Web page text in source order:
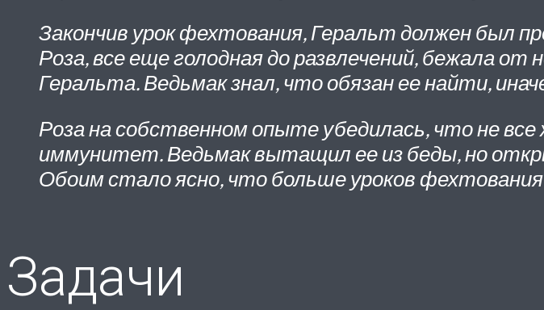
Закончив урок фехтования, Геральт должен был
Роза, все еще голодная до развлечений, бежала
Геральта. Ведьмак знал, что обязан ее найти,
Роза на собственном опыте убедилась, что не
иммунитет. Ведьмак вытащил ее из беды, но
Обоим стало ясно, что больше уроков
Задачи